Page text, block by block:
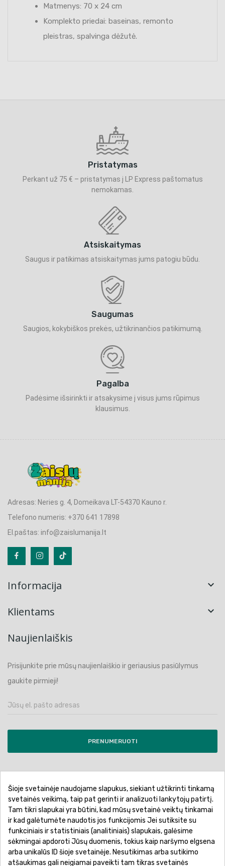
Matmenys: 70 x 24 cm
Komplekto priedai: baseinas, remonto
pleistras, spalvinga dėžutė.
Pristatymas
Perkant už 75 € – pristatymas į LP Express paštomatus
nemokamas.
Atsiskaitymas
Saugus ir patikimas atsiskaitymas jums patogiu būdu.
Saugumas
Saugios, kokybiškos prekės, užtikrinančios patikimumą.
Pagalba
Padėsime išsirinkti ir atsakysime į visus jums rūpimus
klausimus.
Adresas: Neries g. 4, Domeikava LT-54370 Kauno r.
Telefono numeris: +370 641 17898
El.paštas: info@zaislumanija.lt
Informacija 
Klientams 
Naujienlaiškis
Prisijunkite prie mūsų naujienlaiškio ir geriausius pasiūlymus
gaukite pirmieji!
PRENUMERUOTI
Pirkimo sąlygos ir taisyklės
Privatumo politika
Garantinis aptarnavimas
Prekių pristatymas
Prekių grąžinimas
Atsiskaitymo būdai
Šioje svetainėje naudojame slapukus, siekiant užtikrinti tinkamą
svetainės veikimą, taip pat gerinti ir analizuoti lankytojų patirtį.
Tam tikri slapukai yra būtini, kad mūsų svetainė veiktų tinkamai
ir kad galėtumėte naudotis jos funkcijomis Jei sutiksite su
funkciniais ir statistiniais (analitiniais) slapukais, galėsime
sėkmingai apdoroti Jūsų duomenis, tokius kaip naršymo elgsena
arba unikalūs ID šioje svetainėje. Nesutikimas arba sutikimo
atšaukimas gali neigiamai paveikti tam tikras svetainės